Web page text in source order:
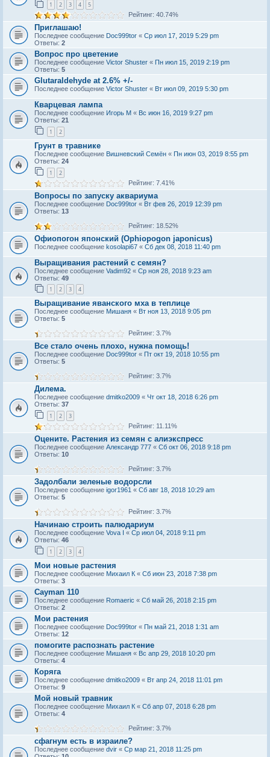
1 2 3 4 5
Рейтинг: 40.74%
Приглашаю!
Последнее сообщение Doc999tor « Ср июл 17, 2019 5:29 pm
Ответы: 2
Вопрос про цветение
Последнее сообщение Victor Shuster « Пн июл 15, 2019 2:19 pm
Ответы: 5
Glutaraldehyde at 2.6% +/-
Последнее сообщение Victor Shuster « Вт июл 09, 2019 5:30 pm
Кварцевая лампа
Последнее сообщение Игорь М « Вс июн 16, 2019 9:27 pm
Ответы: 21
1 2
Грунт в травнике
Последнее сообщение Вишневский Семён « Пн июн 03, 2019 8:55 pm
Ответы: 24
1 2
Рейтинг: 7.41%
Вопросы по запуску аквариума
Последнее сообщение Doc999tor « Вт фев 26, 2019 12:39 pm
Ответы: 13
Рейтинг: 18.52%
Офиопогон японский (Ophiopogon japonicus)
Последнее сообщение kosolapi67 « Сб дек 08, 2018 11:40 pm
Выращивания растений с семян?
Последнее сообщение Vadim92 « Ср ноя 28, 2018 9:23 am
Ответы: 49
1 2 3 4
Выращивание яванского мха в теплице
Последнее сообщение Мишаня « Вт ноя 13, 2018 9:05 pm
Ответы: 5
Рейтинг: 3.7%
Все стало очень плохо, нужна помощь!
Последнее сообщение Doc999tor « Пт окт 19, 2018 10:55 pm
Ответы: 5
Рейтинг: 3.7%
Дилема.
Последнее сообщение dmitko2009 « Чт окт 18, 2018 6:26 pm
Ответы: 37
1 2 3
Рейтинг: 11.11%
Оцените. Растения из семян с алиэкспресс
Последнее сообщение Александр 777 « Сб окт 06, 2018 9:18 pm
Ответы: 10
Рейтинг: 3.7%
Задолбали зеленые водорсли
Последнее сообщение igor1961 « Сб авг 18, 2018 10:29 am
Ответы: 5
Рейтинг: 3.7%
Начинаю строить палюдариум
Последнее сообщение Vova I « Ср июл 04, 2018 9:11 pm
Ответы: 46
1 2 3 4
Мои новые растения
Последнее сообщение Михаил К « Сб июн 23, 2018 7:38 pm
Ответы: 3
Cayman 110
Последнее сообщение Romaeric « Сб май 26, 2018 2:15 pm
Ответы: 2
Мои растения
Последнее сообщение Doc999tor « Пн май 21, 2018 1:31 am
Ответы: 12
помогите распознать растение
Последнее сообщение Мишаня « Вс апр 29, 2018 10:20 pm
Ответы: 4
Коряга
Последнее сообщение dmitko2009 « Вт апр 24, 2018 11:01 pm
Ответы: 9
Мой новый травник
Последнее сообщение Михаил К « Сб апр 07, 2018 6:28 pm
Ответы: 4
Рейтинг: 3.7%
сфагнум есть в израиле?
Последнее сообщение dvir « Ср мар 21, 2018 11:25 pm